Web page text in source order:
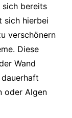
sich bereits
sich hierbei
verschönern
Diese
Wand
oder Algen